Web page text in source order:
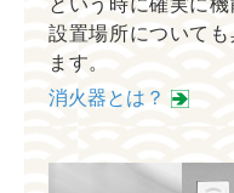
という時に確実に
設置場所について
ます。
消火器とは？